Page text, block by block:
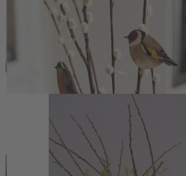
140200
Vogelanhänger
Set)
Zum Warenkorb hinzufügen
Zur Wunschliste hinzufügen
Sofort lieferbar